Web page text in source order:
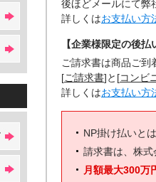
後ほどメールにて弊
詳しくはお支払い方
【企業様限定の後
ご請求書は商品ご到
[ご請求書]と[コンビ
詳しくはお支払い方
NP掛け払いと
請求書は、株
月額最大300万